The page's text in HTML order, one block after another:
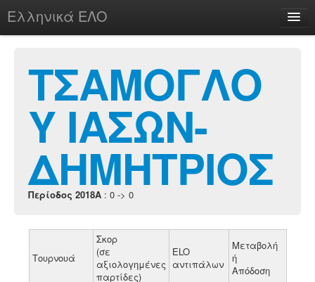
Ελληνικά ΕΛΟ
chesstu.be @ discord
ΤΣΑΜΟΓΛΟ
Υ ΙΑΣΩΝ-
ΔΗΜΗΤΡΙΟΣ
Περίοδος 2018A : 0 -> 0
Τουρνουά
Σκορ
(σε
αξιολογημένες
παρτίδες)
ELO
αντιπάλων
Μεταβολή
ή
Απόδοση